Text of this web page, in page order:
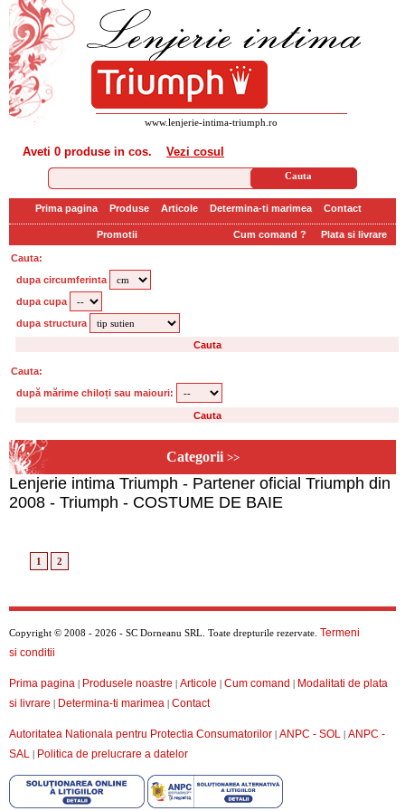
www.lenjerie-intima-triumph.ro
Aveti 0 produse in cos. Vezi cosul
Prima pagina Produse Articole Determina-ti marimea Contact
Promotii Cum comand ? Plata si livrare
Cauta:
dupa circumferinta
dupa cupa
dupa structura
Cauta:
după mărime chiloți sau maiouri:
Categorii >>
Lenjerie intima Triumph - Partener oficial Triumph din
2008 - Triumph - COSTUME DE BAIE
1 2
Copyright © 2008 - 2026 - SC Dorneanu SRL. Toate drepturile rezervate. Termeni
si conditii
Prima pagina | Produsele noastre | Articole | Cum comand | Modalitati de plata
si livrare | Determina-ti marimea | Contact
Autoritatea Nationala pentru Protectia Consumatorilor | ANPC - SOL | ANPC -
SAL | Politica de prelucrare a datelor